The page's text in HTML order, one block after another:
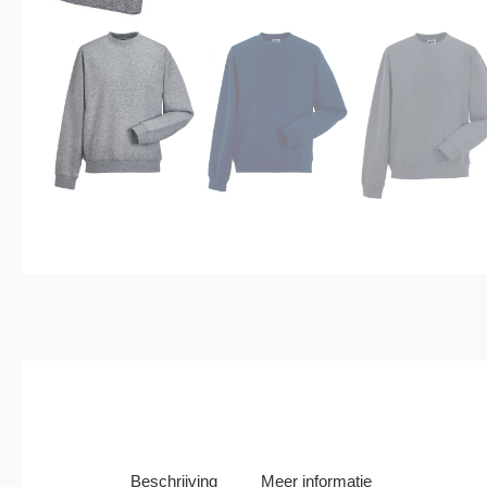
Beschrijving Meer informatie